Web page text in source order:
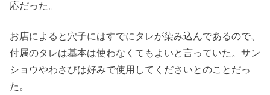
応だった。
お店によると穴子にはすでにタレが染み込んであるので、
付属のタレは基本は使わなくてもよいと言っていた。サン
ショウやわさびは好みで使用してくださいとのことだっ
た。